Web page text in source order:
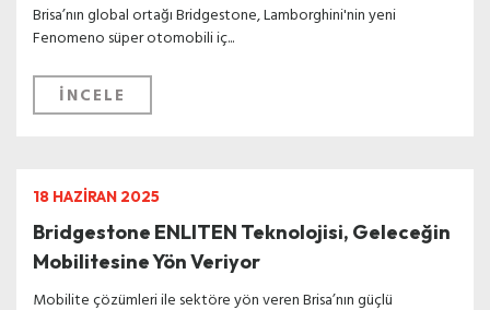
Brisa’nın global ortağı Bridgestone, Lamborghini'nin yeni
Fenomeno süper otomobili iç...
İNCELE
18 HAZİRAN 2025
Bridgestone ENLITEN Teknolojisi, Geleceğin
Mobilitesine Yön Veriyor
Mobilite çözümleri ile sektöre yön veren Brisa’nın güçlü